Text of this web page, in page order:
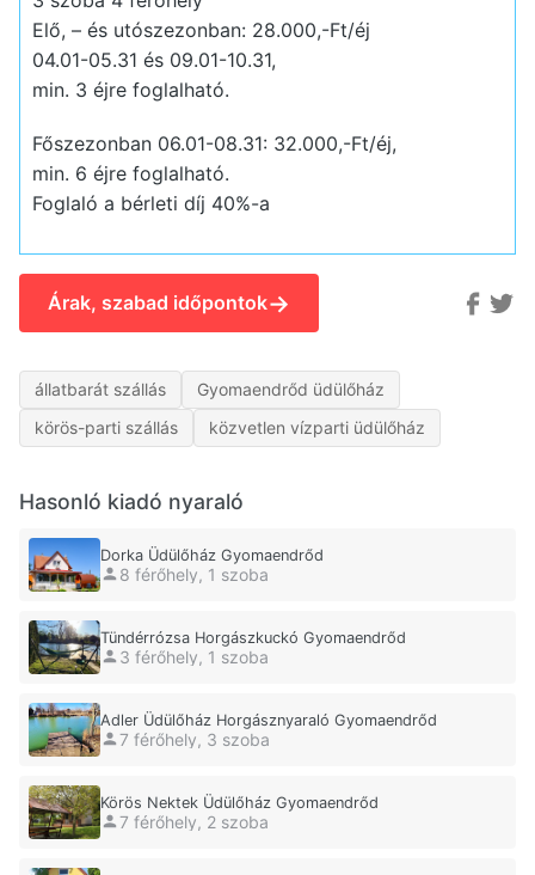
Elő, – és utószezonban: 28.000,-Ft/éj
04.01-05.31 és 09.01-10.31,
min. 3 éjre foglalható.
Főszezonban 06.01-08.31: 32.000,-Ft/éj,
min. 6 éjre foglalható.
Foglaló a bérleti díj 40%-a
Árak, szabad időpontok→
állatbarát szállás
Gyomaendrőd üdülőház
körös-parti szállás
közvetlen vízparti üdülőház
Hasonló kiadó nyaraló
Dorka Üdülőház Gyomaendrőd
8 férőhely, 1 szoba
Tündérrózsa Horgászkuckó Gyomaendrőd
3 férőhely, 1 szoba
Adler Üdülőház Horgásznyaraló Gyomaendrőd
7 férőhely, 3 szoba
Körös Nektek Üdülőház Gyomaendrőd
7 férőhely, 2 szoba